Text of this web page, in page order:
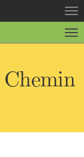
la
la